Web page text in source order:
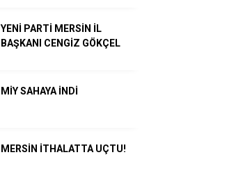
YENİ PARTİ MERSİN İL
BAŞKANI CENGİZ GÖKÇEL
MİY SAHAYA İNDİ
MERSİN İTHALATTA UÇTU!